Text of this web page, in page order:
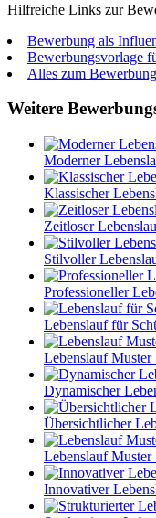
Hilfreiche Links zur
Bewerbung als
Bewerbungsvorlage
Alles zum
Weitere
Moderner
Klassischer
Zeitloser
Stilvoller
Professioneller
Lebenslauf für
Lebenslauf Muster
Dynamischer
Übersichtlicher
Lebenslauf Muster
Innovativer